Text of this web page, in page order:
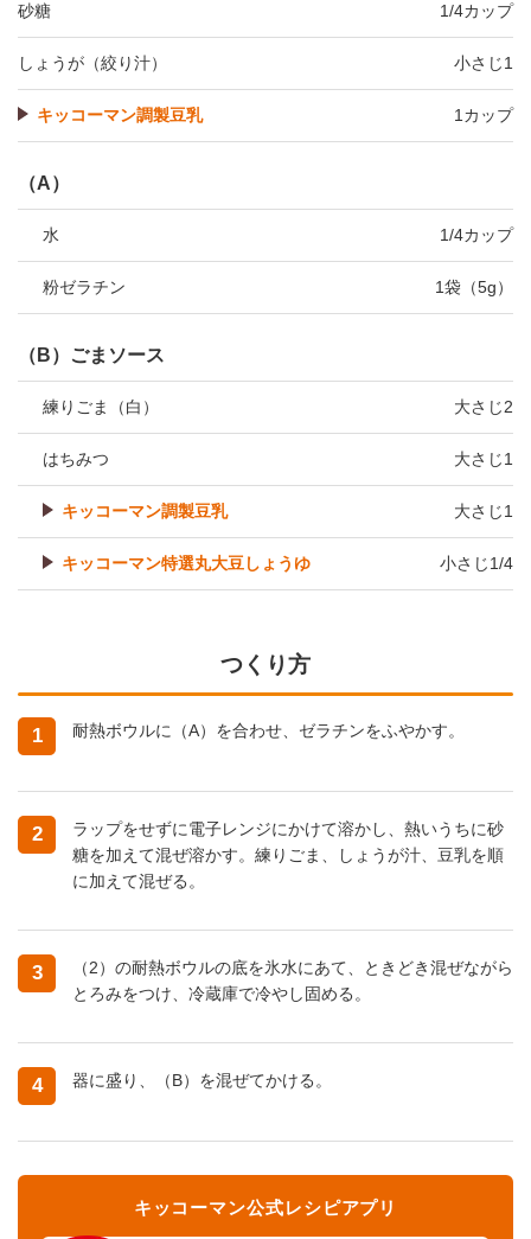
砂糖 1/4カップ
しょうが（絞り汁） 小さじ1
キッコーマン調製豆乳 1カップ
（A）
水 1/4カップ
粉ゼラチン 1袋（5g）
（B）ごまソース
練りごま（白） 大さじ2
はちみつ 大さじ1
キッコーマン調製豆乳 大さじ1
キッコーマン特選丸大豆しょうゆ 小さじ1/4
つくり方
1 耐熱ボウルに（A）を合わせ、ゼラチンをふやかす。
2
ラップをせずに電子レンジにかけて溶かし、熱いうちに砂
糖を加えて混ぜ溶かす。練りごま、しょうが汁、豆乳を順
に加えて混ぜる。
3
（2）の耐熱ボウルの底を氷水にあて、ときどき混ぜながら
とろみをつけ、冷蔵庫で冷やし固める。
4 器に盛り、（B）を混ぜてかける。
キッコーマン公式レシピアプリ